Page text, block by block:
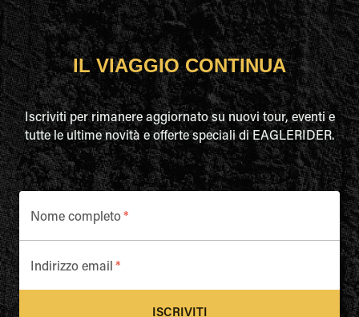
IL VIAGGIO CONTINUA
Iscriviti per rimanere aggiornato su nuovi tour, eventi e
tutte le ultime novità e offerte speciali di EAGLERIDER.
Nome completo*
Indirizzo email *
ISCRIVITI